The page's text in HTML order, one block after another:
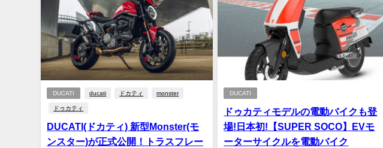
DUCATI ducati ドカティ monster
ドゥカティ
DUCATI(ドカティ) 新型Monster(モ
ンスター)が正式公開！トラスフレー
DUCATI
ドゥカティモデルの電動バイクも登
場!日本初!【SUPER SOCO】EVモ
ーターサイクルを電動バイク